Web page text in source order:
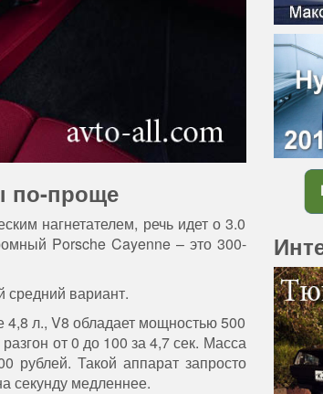
по-проще
нагнетателем, речь идет о 3.0
Porsche Cayenne – это 300-
вариант.
л., V8 обладает мощностью 500
от 0 до 100 за 4,7 сек. Масса
рублей. Такой аппарат запросто
секунду медленнее.